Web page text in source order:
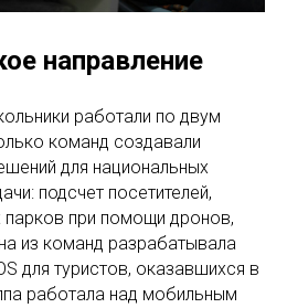
направление
работали по двум
команд создавали
для национальных
подсчет посетителей,
парков при помощи дронов,
из команд разрабатывала
для туристов, оказавшихся в
работала над мобильным